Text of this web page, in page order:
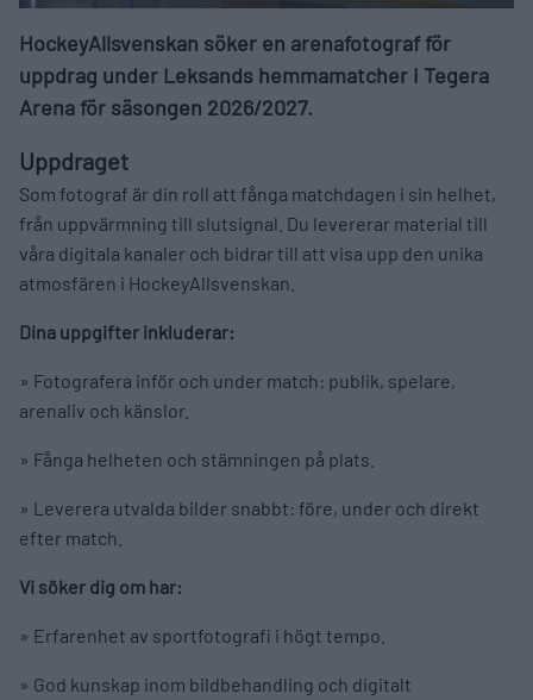
HockeyAllsvenskan söker en arenafotograf för
uppdrag under Leksands hemmamatcher i Tegera
Arena för säsongen 2026/2027.
Uppdraget
Som fotograf är din roll att fånga matchdagen i sin helhet,
från uppvärmning till slutsignal. Du levererar material till
våra digitala kanaler och bidrar till att visa upp den unika
atmosfären i HockeyAllsvenskan.
Dina uppgifter inkluderar:
» Fotografera inför och under match: publik, spelare,
arenaliv och känslor.
» Fånga helheten och stämningen på plats.
» Leverera utvalda bilder snabbt: före, under och direkt
efter match.
Vi söker dig om har:
» Erfarenhet av sportfotografi i högt tempo.
» God kunskap inom bildbehandling och digitalt